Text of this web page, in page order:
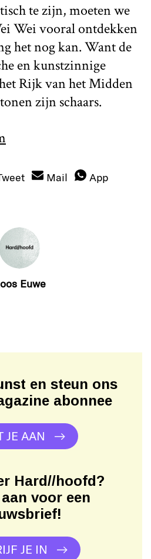
te zijn, moeten we
Wei vooral ontdekken
het nog kan. Want de
en kunstzinnige
Rijk van het Midden
zijn schaars.
Mail App
Euwe
en steun ons
abonnee
JE AAN
Hard//hoofd?
voor een
JE IN